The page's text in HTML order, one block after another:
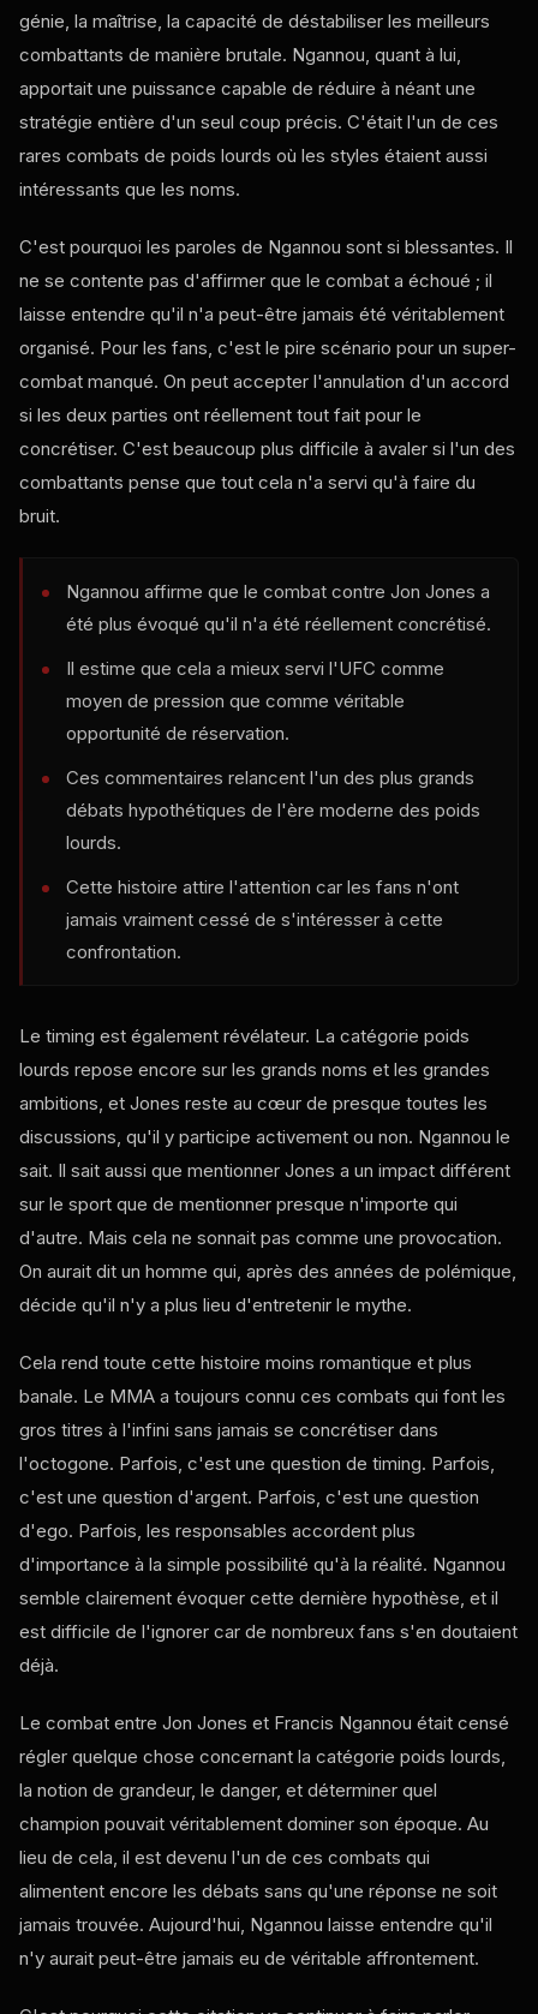
génie, la maîtrise, la capacité de déstabiliser les meilleurs
combattants de manière brutale. Ngannou, quant à lui,
apportait une puissance capable de réduire à néant une
stratégie entière d'un seul coup précis. C'était l'un de ces
rares combats de poids lourds où les styles étaient aussi
intéressants que les noms.
C'est pourquoi les paroles de Ngannou sont si blessantes. Il
ne se contente pas d'affirmer que le combat a échoué ; il
laisse entendre qu'il n'a peut-être jamais été véritablement
organisé. Pour les fans, c'est le pire scénario pour un super-
combat manqué. On peut accepter l'annulation d'un accord
si les deux parties ont réellement tout fait pour le
concrétiser. C'est beaucoup plus difficile à avaler si l'un des
combattants pense que tout cela n'a servi qu'à faire du
bruit.
Ngannou affirme que le combat contre Jon Jones a
été plus évoqué qu'il n'a été réellement concrétisé.
Il estime que cela a mieux servi l'UFC comme
moyen de pression que comme véritable
opportunité de réservation.
Ces commentaires relancent l'un des plus grands
débats hypothétiques de l'ère moderne des poids
lourds.
Cette histoire attire l'attention car les fans n'ont
jamais vraiment cessé de s'intéresser à cette
confrontation.
Le timing est également révélateur. La catégorie poids
lourds repose encore sur les grands noms et les grandes
ambitions, et Jones reste au cœur de presque toutes les
discussions, qu'il y participe activement ou non. Ngannou le
sait. Il sait aussi que mentionner Jones a un impact différent
sur le sport que de mentionner presque n'importe qui
d'autre. Mais cela ne sonnait pas comme une provocation.
On aurait dit un homme qui, après des années de polémique,
décide qu'il n'y a plus lieu d'entretenir le mythe.
Cela rend toute cette histoire moins romantique et plus
banale. Le MMA a toujours connu ces combats qui font les
gros titres à l'infini sans jamais se concrétiser dans
l'octogone. Parfois, c'est une question de timing. Parfois,
c'est une question d'argent. Parfois, c'est une question
d'ego. Parfois, les responsables accordent plus
d'importance à la simple possibilité qu'à la réalité. Ngannou
semble clairement évoquer cette dernière hypothèse, et il
est difficile de l'ignorer car de nombreux fans s'en doutaient
déjà.
Le combat entre Jon Jones et Francis Ngannou était censé
régler quelque chose concernant la catégorie poids lourds,
la notion de grandeur, le danger, et déterminer quel
champion pouvait véritablement dominer son époque. Au
lieu de cela, il est devenu l'un de ces combats qui
alimentent encore les débats sans qu'une réponse ne soit
jamais trouvée. Aujourd'hui, Ngannou laisse entendre qu'il
n'y aurait peut-être jamais eu de véritable affrontement.